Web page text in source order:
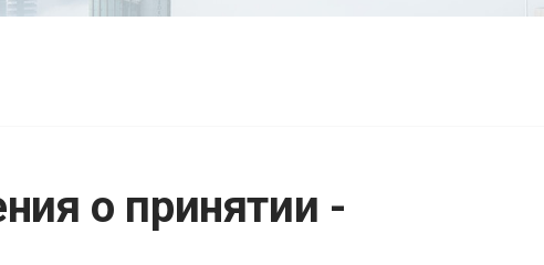
о принятии -